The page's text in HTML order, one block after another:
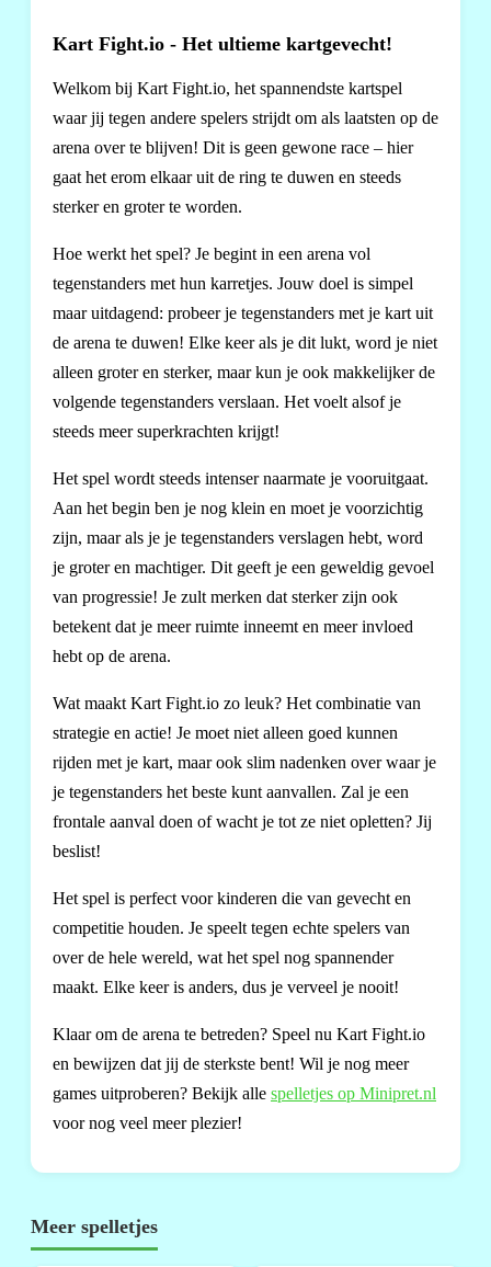
Kart Fight.io - Het ultieme kartgevecht!
Welkom bij Kart Fight.io, het spannendste kartspel
waar jij tegen andere spelers strijdt om als laatsten op de
arena over te blijven! Dit is geen gewone race – hier
gaat het erom elkaar uit de ring te duwen en steeds
sterker en groter te worden.
Hoe werkt het spel? Je begint in een arena vol
tegenstanders met hun karretjes. Jouw doel is simpel
maar uitdagend: probeer je tegenstanders met je kart uit
de arena te duwen! Elke keer als je dit lukt, word je niet
alleen groter en sterker, maar kun je ook makkelijker de
volgende tegenstanders verslaan. Het voelt alsof je
steeds meer superkrachten krijgt!
Het spel wordt steeds intenser naarmate je vooruitgaat.
Aan het begin ben je nog klein en moet je voorzichtig
zijn, maar als je je tegenstanders verslagen hebt, word
je groter en machtiger. Dit geeft je een geweldig gevoel
van progressie! Je zult merken dat sterker zijn ook
betekent dat je meer ruimte inneemt en meer invloed
hebt op de arena.
Wat maakt Kart Fight.io zo leuk? Het combinatie van
strategie en actie! Je moet niet alleen goed kunnen
rijden met je kart, maar ook slim nadenken over waar je
je tegenstanders het beste kunt aanvallen. Zal je een
frontale aanval doen of wacht je tot ze niet opletten? Jij
beslist!
Het spel is perfect voor kinderen die van gevecht en
competitie houden. Je speelt tegen echte spelers van
over de hele wereld, wat het spel nog spannender
maakt. Elke keer is anders, dus je verveel je nooit!
Klaar om de arena te betreden? Speel nu Kart Fight.io
en bewijzen dat jij de sterkste bent! Wil je nog meer
games uitproberen? Bekijk alle spelletjes op Minipret.nl
voor nog veel meer plezier!
Meer spelletjes